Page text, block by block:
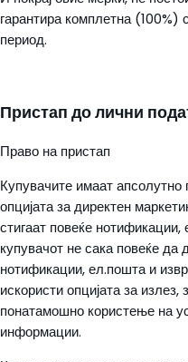
гарантира комплетна (100%)
период.
Пристап до лични
Право на пристап
Купувачите имаат апсолутно
опцијата за директен
стигаат повеќе
купувачот не сака повеќе да
нотификации, ел.пошта и
искористи опцијата за
понатамошно користење на
информации.